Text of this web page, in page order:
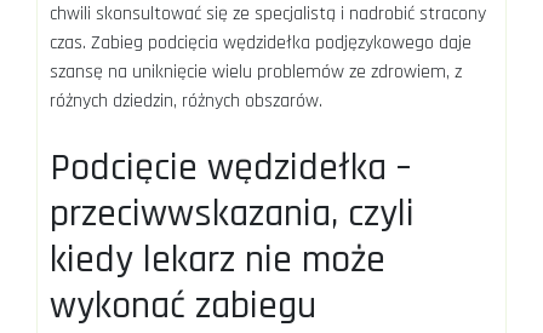
chwili skonsultować się ze specjalistą i nadrobić stracony
czas. Zabieg podcięcia wędzidełka podjęzykowego daje
szansę na uniknięcie wielu problemów ze zdrowiem, z
różnych dziedzin, różnych obszarów.
Podcięcie wędzidełka –
przeciwwskazania, czyli
kiedy lekarz nie może
wykonać zabiegu